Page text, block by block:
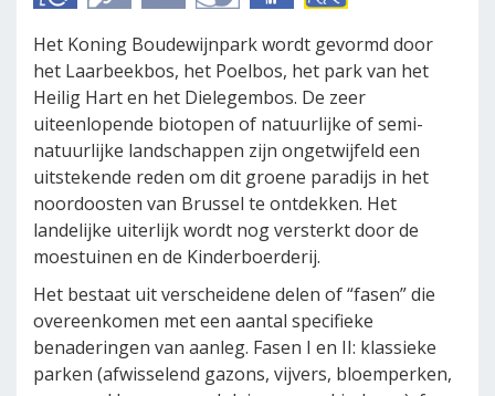
Het Koning Boudewijnpark wordt gevormd door
het Laarbeekbos, het Poelbos, het park van het
Heilig Hart en het Dielegembos. De zeer
uiteenlopende biotopen of natuurlijke of semi-
natuurlijke landschappen zijn ongetwijfeld een
uitstekende reden om dit groene paradijs in het
noordoosten van Brussel te ontdekken. Het
landelijke uiterlijk wordt nog versterkt door de
moestuinen en de Kinderboerderij.
Het bestaat uit verscheidene delen of “fasen” die
overeenkomen met een aantal specifieke
benaderingen van aanleg. Fasen I en II: klassieke
parken (afwisselend gazons, vijvers, bloemperken,